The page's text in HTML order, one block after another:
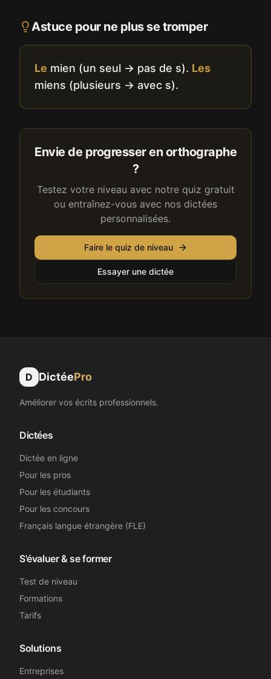
Astuce pour ne plus se tromper
Le mien (un seul → pas de s). Les
miens (plusieurs → avec s).
Envie de progresser en orthographe
?
Testez votre niveau avec notre quiz gratuit
ou entraînez-vous avec nos dictées
personnalisées.
Faire le quiz de niveau
Essayer une dictée
D DictéePro
Améliorer vos écrits professionnels.
Dictées
Dictée en ligne
Pour les pros
Pour les étudiants
Pour les concours
Français langue étrangère (FLE)
S'évaluer & se former
Test de niveau
Formations
Tarifs
Solutions
Entreprises